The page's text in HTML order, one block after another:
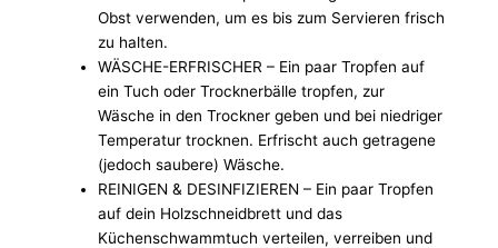
Obst verwenden, um es bis zum Servieren frisch
zu halten.
WÄSCHE-ERFRISCHER – Ein paar Tropfen auf
ein Tuch oder Trocknerbälle tropfen, zur
Wäsche in den Trockner geben und bei niedriger
Temperatur trocknen. Erfrischt auch getragene
(jedoch saubere) Wäsche.
REINIGEN & DESINFIZIEREN – Ein paar Tropfen
auf dein Holzschneidbrett und das
Küchenschwammtuch verteilen, verreiben und